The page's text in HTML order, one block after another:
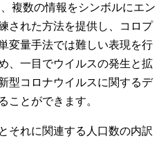
複数の情報をシンボルにエン
された方法を提供し、コロプ
変量手法では難しい表現を行
、一目でウイルスの発生と拡
型コロナウイルスに関するデ
ことができます。
それに関連する人口数の内訳